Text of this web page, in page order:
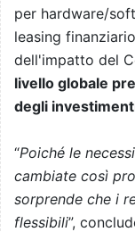
per hardware/
leasing
dell'impatto del
livello globale
degli
“Poiché le
cambiate così
sorprende che i
flessibili”,